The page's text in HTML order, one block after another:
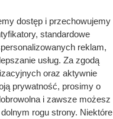
dostęp i przechowujemy
standardowe
reklam,
usług. Za zgodą
oraz aktywnie
prywatność, prosimy o
i zawsze możesz
rogu strony. Niektóre